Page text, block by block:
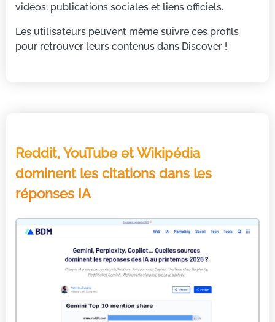
vidéos, publications sociales et liens officiels.
Les utilisateurs peuvent même suivre ces profils
pour retrouver leurs contenus dans Discover !
Reddit, YouTube et Wikipédia
dominent les citations dans les
réponses IA